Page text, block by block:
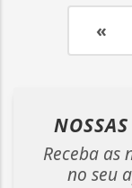
«
Receba as
no seu